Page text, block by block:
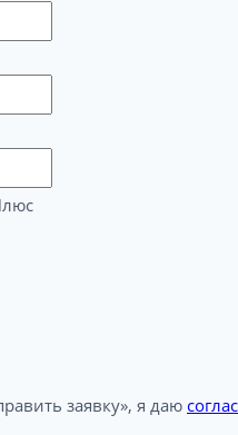
заявку», я даю